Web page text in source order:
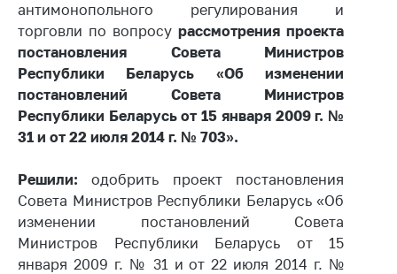
Упрощение условий
ведения бизнеса
Рекомендации по
предотвращению
распространения
COVID-19 для
общественного
питания, бытового
обслуживания
Обучение по
вопросам
антимонопольного регулирования и
торговли по вопросу рассмотрения проекта
постановления Совета Министров
Республики Беларусь «Об изменении
постановлений Совета Министров
Республики Беларусь от 15 января 2009 г. №
31 и от 22 июля 2014 г. № 703».
Решили: одобрить проект постановления
Совета Министров Республики Беларусь «Об
изменении постановлений Совета
Министров Республики Беларусь от 15
января 2009 г. № 31 и от 22 июля 2014 г. №